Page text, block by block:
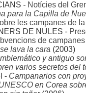
- Notícies del
para la Capilla de
les campanes de
DE NULES -
de
lava la cara (2003)
y antiguo
varios secretos del
- Campanarios con
en Corea